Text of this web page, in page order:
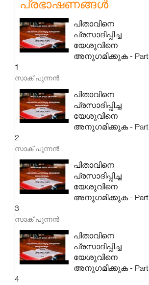
പ്രഭാഷണങ്ങൾ
പിതാവിനെ
പ്രസാദിപ്പിച്ച
യേശുവിനെ
അനുഗമിക്കുക - Part
1
സാക് പുന്നൻ
പിതാവിനെ
പ്രസാദിപ്പിച്ച
യേശുവിനെ
അനുഗമിക്കുക - Part
2
സാക് പുന്നൻ
പിതാവിനെ
പ്രസാദിപ്പിച്ച
യേശുവിനെ
അനുഗമിക്കുക - Part
3
സാക് പുന്നൻ
പിതാവിനെ
പ്രസാദിപ്പിച്ച
യേശുവിനെ
അനുഗമിക്കുക - Part
4